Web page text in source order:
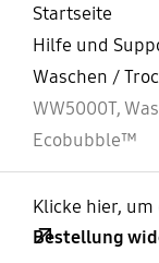
Startseite
Hilfe und
Waschen /
WW5000T,
Ecobubble™
Klicke hier,
Bestellung